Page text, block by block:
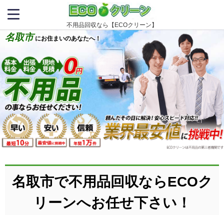
不用品回収なら【ECOクリーン】
名取市 にお住まいのあなたへ！
名取市で不用品回収ならECOク
リーンへお任せ下さい！